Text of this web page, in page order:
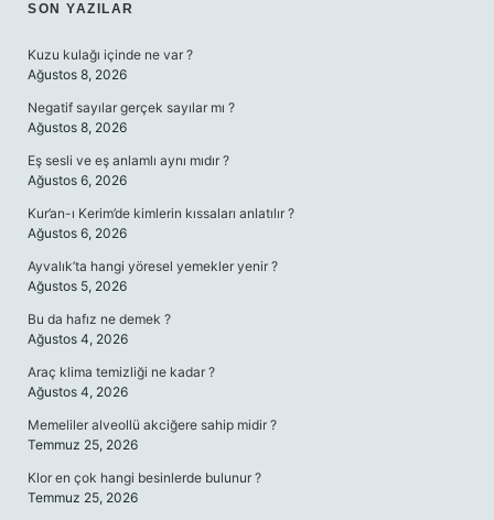
SIDEBAR
SON YAZILAR
Kuzu kulağı içinde ne var ?
Ağustos 8, 2026
Negatif sayılar gerçek sayılar mı ?
Ağustos 8, 2026
Eş sesli ve eş anlamlı aynı mıdır ?
Ağustos 6, 2026
Kur’an-ı Kerim’de kimlerin kıssaları anlatılır ?
Ağustos 6, 2026
Ayvalık’ta hangi yöresel yemekler yenir ?
Ağustos 5, 2026
Bu da hafız ne demek ?
Ağustos 4, 2026
Araç klima temizliği ne kadar ?
Ağustos 4, 2026
Memeliler alveollü akciğere sahip midir ?
Temmuz 25, 2026
Klor en çok hangi besinlerde bulunur ?
Temmuz 25, 2026